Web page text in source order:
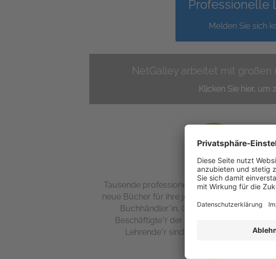
Professionelle
Melden Sie sich
NetGalley arbeitet mit
Klicken Sie hier,
Tausende professionelle Leser*innen nutzen
neue Bücher für ihre jeweilige Zielgruppe zu
Buchhändler*in, Online-Rezensent*in,
Beschäftigte*r der Buchbranche,
Lehrende*r sind Sie bei NetGalley genau